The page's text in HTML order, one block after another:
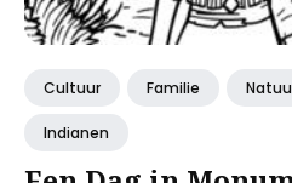
Cultuur Familie
Indianen